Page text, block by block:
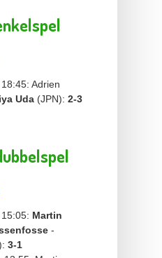
Adrien
Uda (JPN): 2-3
Martin
-
3-1